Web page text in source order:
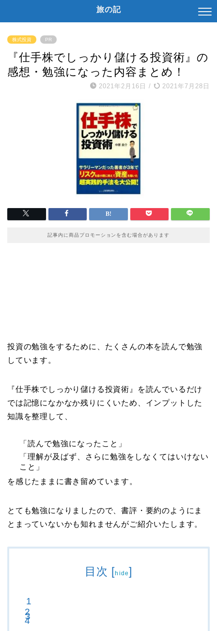
旅の記
株式投資 PR
『仕手株でしっかり儲ける投資術』の
感想・勉強になった内容まとめ！
2021年2月16日 / 2021年7月28日
記事内に商品プロモーションを含む場合があります
投資の勉強をするために、たくさんの本を読んで勉強
しています。
『仕手株でしっかり儲ける投資術』を読んでいるだけ
では記憶になかなか残りにくいため、インプットした
知識を整理して、
「読んで勉強になったこと」
「理解が及ばず、さらに勉強をしなくてはいけない
こと」
を感じたままに書き留めています。
とても勉強になりましたので、書評・要約のようにま
とまっていないかも知れませんがご紹介いたします。
目次 [hide]